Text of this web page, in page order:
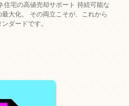
住宅の高値売却サポート 持続可能な
大化。 その両立こそが、これから
ダードです。